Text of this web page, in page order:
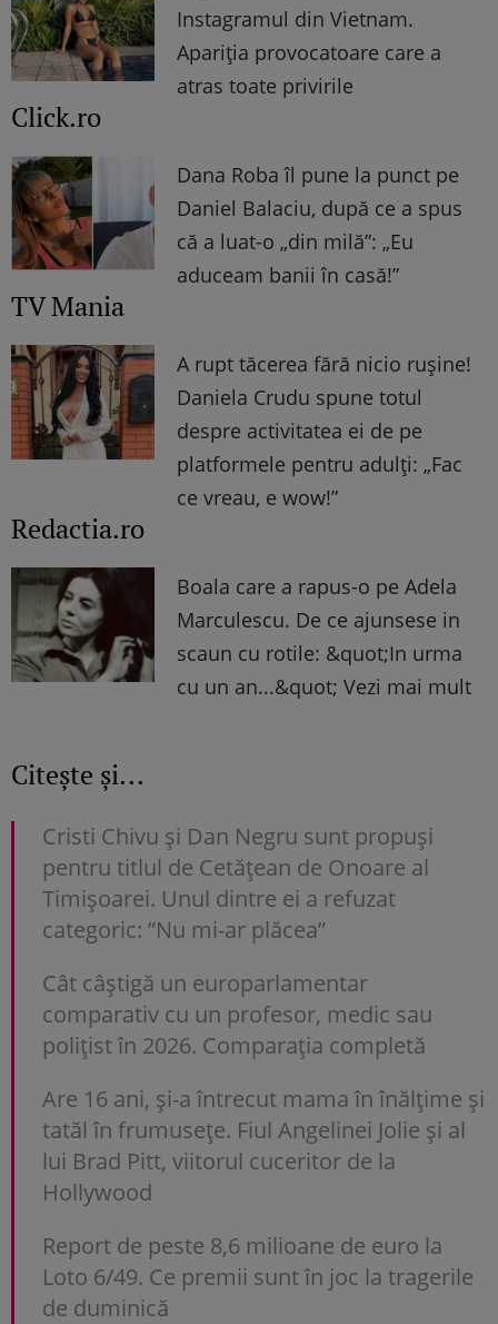
Instagramul din Vietnam.
Apariția provocatoare care a
atras toate privirile
Click.ro
Dana Roba îl pune la punct pe
Daniel Balaciu, după ce a spus
că a luat-o „din milă”: „Eu
aduceam banii în casă!”
TV Mania
A rupt tăcerea fără nicio rușine!
Daniela Crudu spune totul
despre activitatea ei de pe
platformele pentru adulți: „Fac
ce vreau, e wow!”
Redactia.ro
Boala care a rapus-o pe Adela
Marculescu. De ce ajunsese in
scaun cu rotile: &quot;In urma
cu un an...&quot; Vezi mai mult
Citește și...
Cristi Chivu și Dan Negru sunt propuși
pentru titlul de Cetățean de Onoare al
Timișoarei. Unul dintre ei a refuzat
categoric: ”Nu mi-ar plăcea”
Cât câștigă un europarlamentar
comparativ cu un profesor, medic sau
polițist în 2026. Comparația completă
Are 16 ani, și-a întrecut mama în înălțime și
tatăl în frumusețe. Fiul Angelinei Jolie și al
lui Brad Pitt, viitorul cuceritor de la
Hollywood
Report de peste 8,6 milioane de euro la
Loto 6/49. Ce premii sunt în joc la tragerile
de duminică